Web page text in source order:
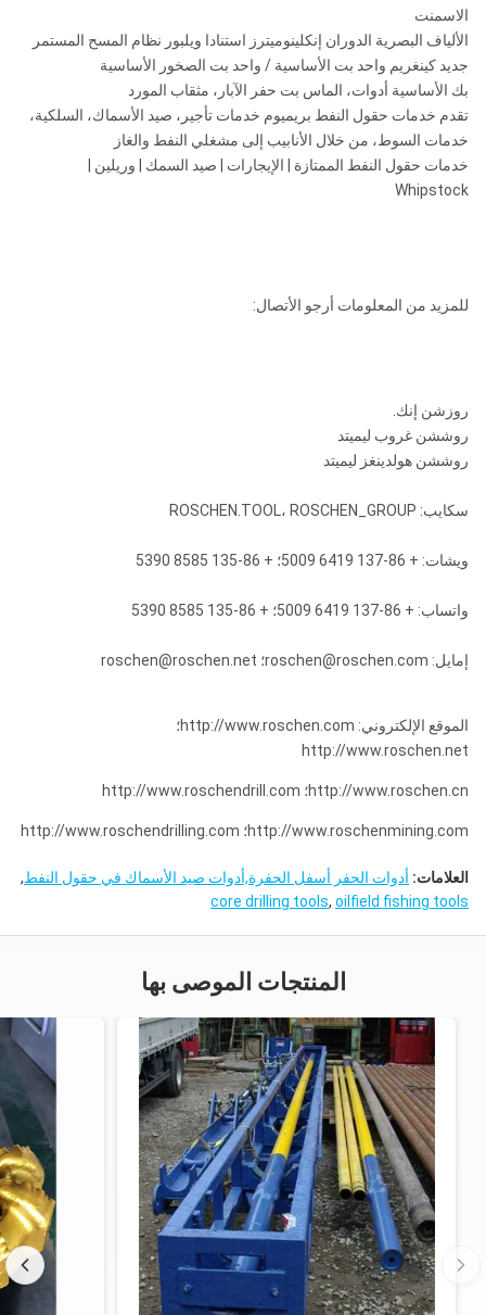
الاسمنت
الألياف البصرية الدوران إنكلينوميترز استنادا ويلبور نظام المسح المستمر
جديد كينغريم واحد بت الأساسية / واحد بت الصخور الأساسية
بك الأساسية أدوات، الماس بت حفر الآبار، مثقاب المورد
تقدم خدمات حقول النفط بريميوم خدمات تأجير، صيد الأسماك، السلكية،
خدمات السوط، من خلال الأنابيب إلى مشغلي النفط والغاز
خدمات حقول النفط الممتازة | الإيجارات | صيد السمك | وريلين |
Whipstock
للمزيد من المعلومات أرجو الأتصال:
روزشن إنك.
روششن غروب ليميتد
روششن هولدينغز ليميتد
سكايب: ROSCHEN.TOOL، ROSCHEN_GROUP
ويشات: + 86-137 6419 5009؛ + 86-135 8585 5390
واتساب: + 86-137 6419 5009؛ + 86-135 8585 5390
إمايل: roschen@roschen.com؛ roschen@roschen.net
الموقع الإلكتروني: http://www.roschen.com؛
http://www.roschen.net
http://www.roschen.cn؛ http://www.roschendrill.com
http://www.roschenmining.com؛ http://www.roschendrilling.com
العلامات: أدوات الحفر أسفل الحفرة,أدوات صيد الأسماك في حقول النفط,
core drilling tools, oilfield fishing tools
المنتجات الموصى بها